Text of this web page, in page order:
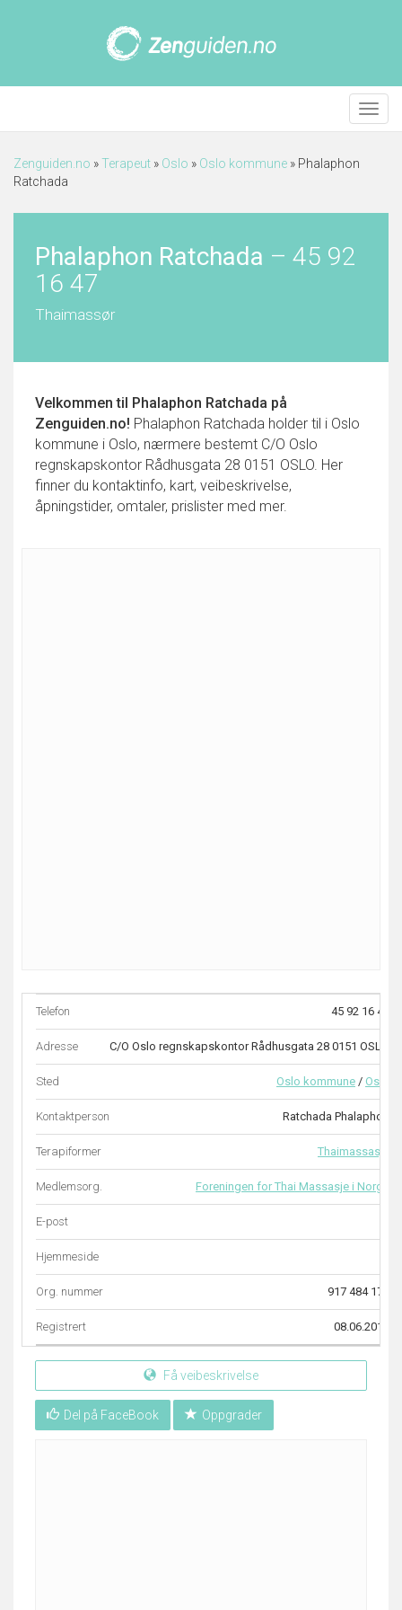
Meny
Zenguiden.no »Terapeut » Oslo » Oslo kommune » Phalaphon
Ratchada
Phalaphon Ratchada – 45 92
16 47
Thaimassør
Velkommen til Phalaphon Ratchada på
Zenguiden.no! Phalaphon Ratchada holder til i Oslo
kommune i Oslo, nærmere bestemt C/O Oslo
regnskapskontor Rådhusgata 28 0151 OSLO. Her
finner du kontaktinfo, kart, veibeskrivelse,
åpningstider, omtaler, prislister med mer.
Telefon 45 92 16 47
Adresse C/O Oslo regnskapskontor Rådhusgata 28 0151 OSLO
Sted Oslo kommune / Oslo
Kontaktperson Ratchada Phalaphon
Terapiformer Thaimassasje
Medlemsorg. Foreningen for Thai Massasje i Norge
E-post
Hjemmeside
Org. nummer 917 484 171
Registrert 08.06.2017
Få veibeskrivelse
Del på FaceBook Oppgrader